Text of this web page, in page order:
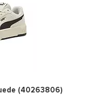
0
(40263806)